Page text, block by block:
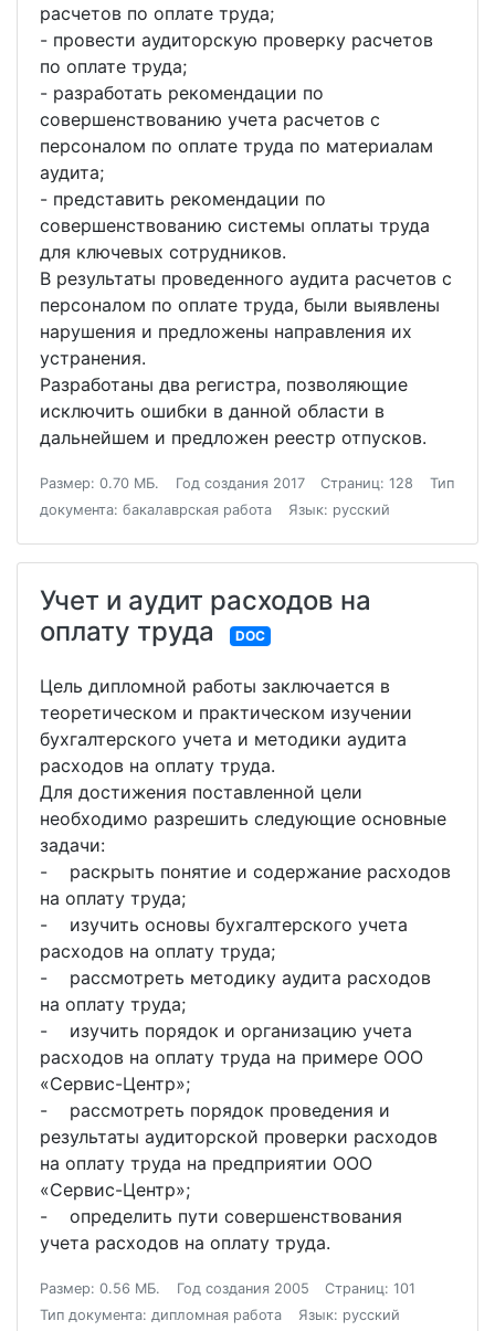
расчетов по оплате труда;
- провести аудиторскую проверку расчетов
по оплате труда;
- разработать рекомендации по
совершенствованию учета расчетов с
персоналом по оплате труда по материалам
аудита;
- представить рекомендации по
совершенствованию системы оплаты труда
для ключевых сотрудников.
В результаты проведенного аудита расчетов с
персоналом по оплате труда, были выявлены
нарушения и предложены направления их
устранения.
Разработаны два регистра, позволяющие
исключить ошибки в данной области в
дальнейшем и предложен реестр отпусков.
Размер: 0.70 МБ. Год создания 2017 Страниц: 128
Тип
документа: бакалаврская работа
Язык: русский
Учет и аудит расходов на
оплату труда
DOC
Цель дипломной работы заключается в
теоретическом и практическом изучении
бухгалтерского учета и методики аудита
расходов на оплату труда.
Для достижения поставленной цели
необходимо разрешить следующие основные
задачи:
- раскрыть понятие и содержание расходов
на оплату труда;
- изучить основы бухгалтерского учета
расходов на оплату труда;
- рассмотреть методику аудита расходов
на оплату труда;
- изучить порядок и организацию учета
расходов на оплату труда на примере ООО
«Сервис-Центр»;
- рассмотреть порядок проведения и
результаты аудиторской проверки расходов
на оплату труда на предприятии ООО
«Сервис-Центр»;
- определить пути совершенствования
учета расходов на оплату труда.
Размер: 0.56 МБ. Год создания 2005
Страниц: 101
Тип документа: дипломная работа
Язык: русский